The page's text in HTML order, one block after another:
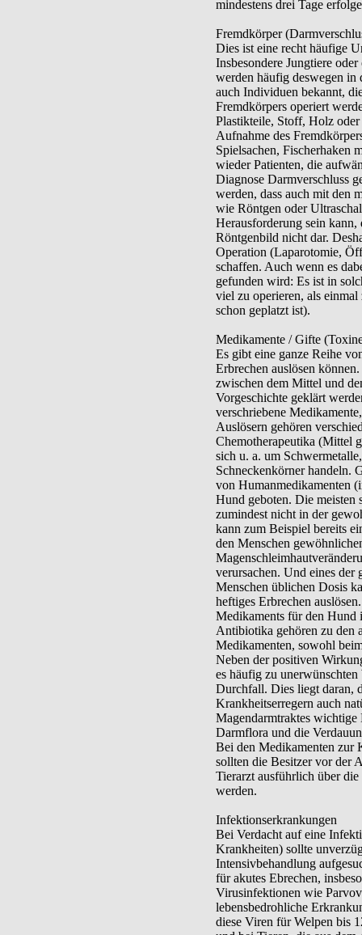
mindestens drei Tage
Fremdkörper
Dies ist eine recht häufige
Insbesondere Jungtiere
werden häufig deswegen in
auch Individuen bekannt,
Fremdkörpers operiert
Plastikteile, Stoff, Holz
Aufnahme des
Spielsachen, Fischerhaken
wieder Patienten, die
Diagnose Darmverschluss
werden, dass auch mit den
wie Röntgen oder
Herausforderung sein
Röntgenbild nicht dar.
Operation (Laparotomie,
schaffen. Auch wenn es
gefunden wird: Es ist in
viel zu operieren, als
schon geplatzt ist).
Medikamente / Gifte
Es gibt eine ganze Reihe
Erbrechen auslösen
zwischen dem Mittel und
Vorgeschichte geklärt
verschriebene
Auslösern gehören
Chemotherapeutika (Mittel
sich u. a. um
Schneckenkörner handeln.
von Humanmedikamenten
Hund geboten. Die meisten
zumindest nicht in der
kann zum Beispiel bereits
den Menschen
verursachen. Und eines
Menschen üblichen Dosis
heftiges Erbrechen
Medikaments für den Hund
Antibiotika gehören zu den
Medikamenten, sowohl
Neben der positiven
es häufig zu
Durchfall. Dies liegt daran,
Krankheitserregern auch
Magendarmtraktes
Darmflora und die
Bei den Medikamenten zur
sollten die Besitzer vor der
Tierarzt ausführlich über
werden.
Infektionserkrankungen
Bei Verdacht auf eine
Krankheiten) sollte
Intensivbehandlung
für akutes Ebrechen,
Virusinfektionen wie
lebensbedrohliche
diese Viren für Welpen bis